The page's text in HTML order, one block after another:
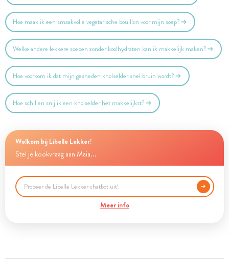
Hoe maak ik een smaakvolle vegetarische bouillon voor mijn soep?
Welke andere lekkere soepen zonder koolhydraten kan ik makkelijk maken?
Hoe voorkom ik dat mijn gesneden knolselder snel bruin wordt?
Hoe schil en snij ik een knolselder het makkelijkst?
Welkom bij Libelle Lekker!
Stel je kookvraag aan Maia...
Meer info